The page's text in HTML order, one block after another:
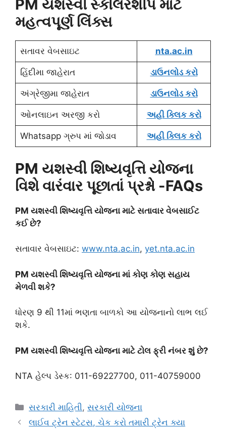
PM યશસ્વી સ્કોલરશીપ માટે
મહત્વપૂર્ણ લિંક્સ
સતાવર વેબસાઇટ nta.ac.in
હિંદીમા જાહેરાત ડાઉનલોડ કરો
અંગ્રેજીમા જાહેરાત ડાઉનલોડ કરો
ઓનલાઇન અરજી કરો અહી ક્લિક કરો
Whatsapp ગ્રુપ માં જોડાવ અહી ક્લિક કરો
PM યશસ્વી શિષ્યવૃત્તિ યોજના
વિશે વારંવાર પૂછાતાં પ્રશ્નો -FAQs
PM યશસ્વી શિષ્યવૃત્તિ યોજના માટે સતાવાર વેબસાઈટ
કઈ છે?
સતાવાર વેબસાઇટ: www.nta.ac.in, yet.nta.ac.in
PM યશસ્વી શિષ્યવૃત્તિ યોજના માં કોણ કોણ સહાય
મેળવી શકે?
ધોરણ 9 થી 11માં ભણતા બાળકો આ યોજનાનો લાભ લઈ
શકે.
PM યશસ્વી શિષ્યવૃત્તિ યોજના માટે ટોલ ફ્રી નંબર શું છે?
NTA હેલ્પ ડેસ્ક: 011-69227700, 011-40759000
Categories
સરકારી માહિતી,સરકારી યોજના
લાઈવ ટ્રેન સ્ટેટસ, ચેક કરો તમારી ટ્રેન ક્યા